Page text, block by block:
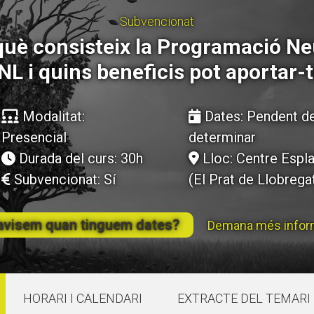
Subvencionat
consisteix la Programació
i quins beneficis pot aportar-
Modalitat:
Presencial
Durada del curs: 30h
Subvencionat: Sí
Dates: Pendent de
determinar
Lloc: Centre Esplai
(El Prat de
quan tinguem dates? Demana més
HORARI I CALENDARI EXTRACTE DEL TEMARI
Diari de la Fundació
Fundesplai als mitjans
Xarxes socials
Diari de la Fundació
Fundesplai als mitjans
Xarxes socials